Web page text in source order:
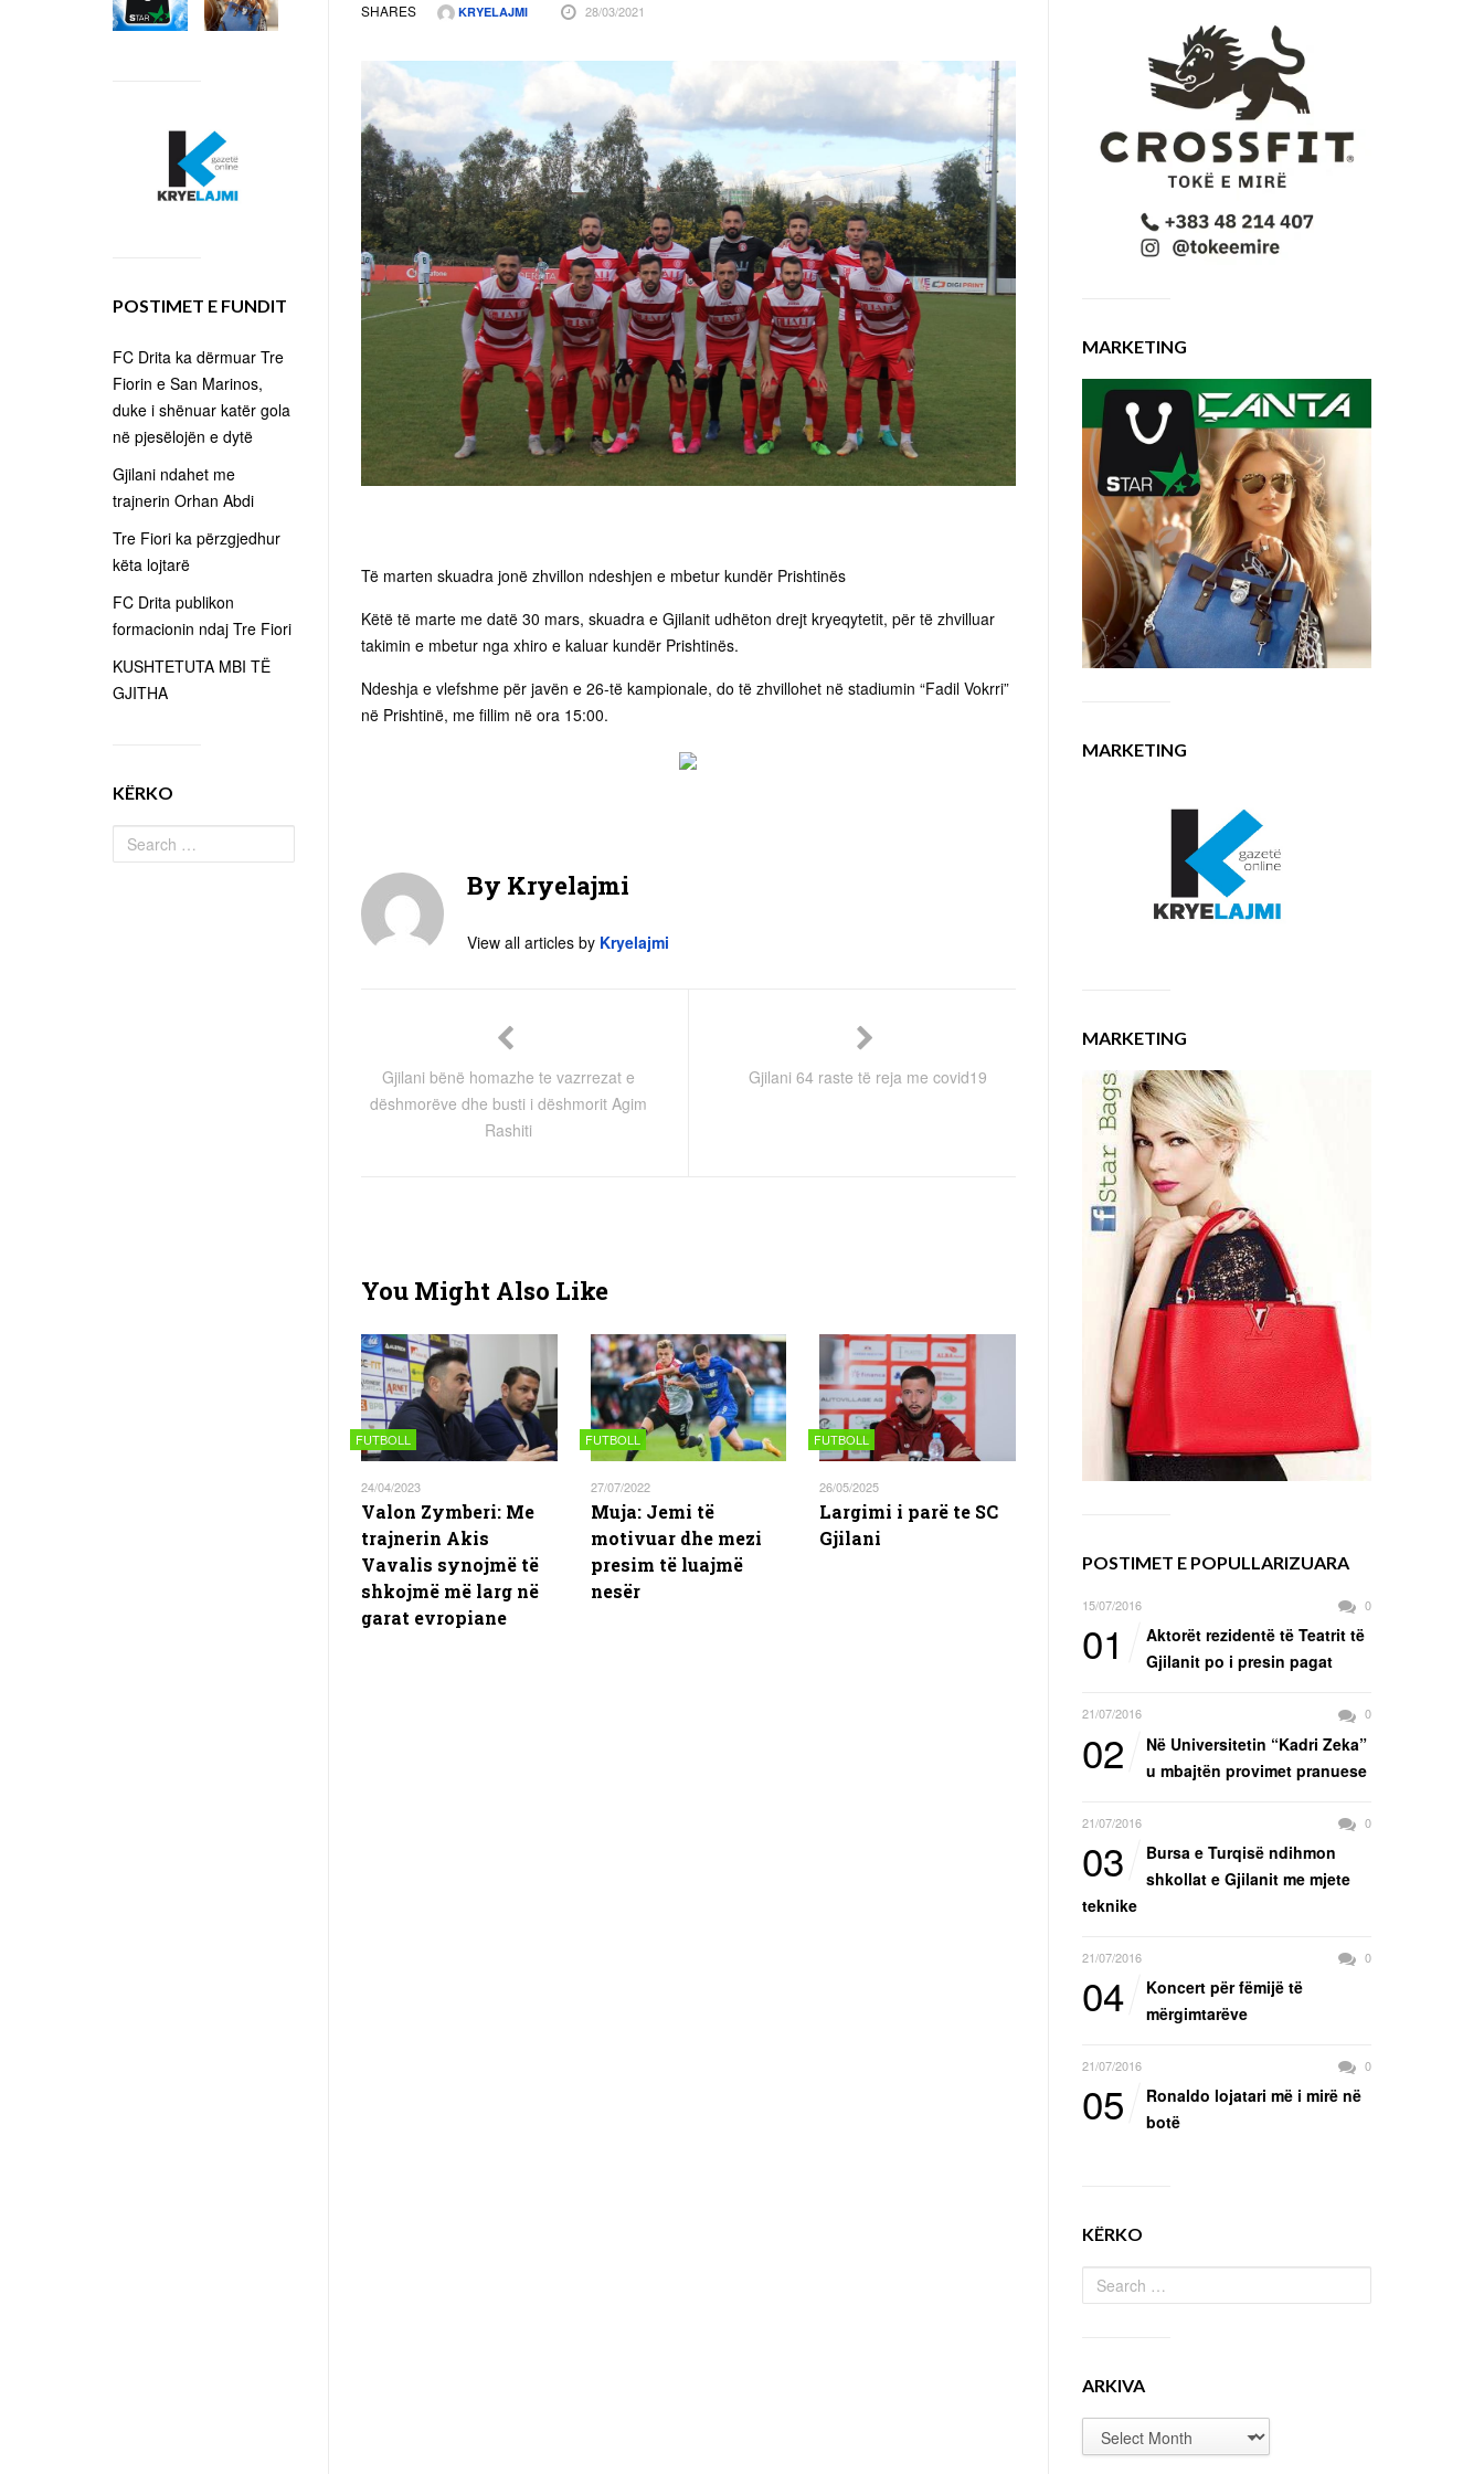
SHARES KRYELAJMI 28/03/2021
Të marten skuadra jonë zhvillon ndeshjen e mbetur kundër Prishtinës
Këtë të marte me datë 30 mars, skuadra e Gjilanit udhëton drejt kryeqytetit, për të zhvilluar
takimin e mbetur nga xhiro e kaluar kundër Prishtinës.
Ndeshja e vlefshme për javën e 26-të kampionale, do të zhvillohet në stadiumin “Fadil Vokrri”
në Prishtinë, me fillim në ora 15:00.
By Kryelajmi
View all articles by Kryelajmi
Gjilani bënë homazhe te vazrrezat e
dëshmorëve dhe busti i dëshmorit Agim
Rashiti
Gjilani 64 raste të reja me covid19
You Might Also Like
FUTBOLL
24/04/2023
Valon Zymberi: Me
trajnerin Akis
Vavalis synojmë të
shkojmë më larg në
garat evropiane
FUTBOLL
27/07/2022
Muja: Jemi të
motivuar dhe mezi
presim të luajmë
nesër
FUTBOLL
26/05/2025
Largimi i parë te SC
Gjilani
MARKETING
MARKETING
MARKETING
POSTIMET E POPULLARIZUARA
15/07/2016 0
01
Aktorët rezidentë të Teatrit të
Gjilanit po i presin pagat
21/07/2016 0
02
Në Universitetin “Kadri Zeka”
u mbajtën provimet pranuese
21/07/2016 0
03
Bursa e Turqisë ndihmon
shkollat e Gjilanit me mjete
teknike
21/07/2016 0
04
Koncert për fëmijë të
mërgimtarëve
21/07/2016 0
05
Ronaldo lojatari më i mirë në
botë
KËRKO
ARKIVA
POSTIMET E FUNDIT
FC Drita ka dërmuar Tre
Fiorin e San Marinos,
duke i shënuar katër gola
në pjesëlojën e dytë
Gjilani ndahet me
trajnerin Orhan Abdi
Tre Fiori ka përzgjedhur
këta lojtarë
FC Drita publikon
formacionin ndaj Tre Fiori
KUSHTETUTA MBI TË
GJITHA
KËRKO